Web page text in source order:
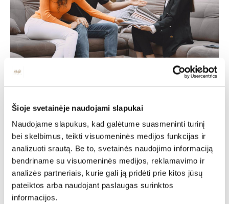
Šioje svetainėje naudojami slapukai
Naudojame slapukus, kad galėtume suasmeninti turinį
bei skelbimus, teikti visuomeninės medijos funkcijas ir
analizuoti srautą. Be to, svetainės naudojimo informaciją
bendriname su visuomeninės medijos, reklamavimo ir
analizės partneriais, kurie gali ją pridėti prie kitos jūsų
pateiktos arba naudojant paslaugas surinktos
informacijos.
Individuali
specialisto
konsultacija
Deinavos baldų specialistai puikiai išmanantys ir
pasiruošę Jums padėti susikurti savo svajonių interjerą!
Padėsim parengti planus iš išmatavimus geriausiam